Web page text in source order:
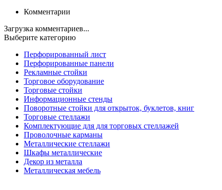
Комментарии
Загрузка комментариев...
Выберите категорию
Перфорированный лист
Перфорированные панели
Рекламные стойки
Торговое оборудование
Торговые стойки
Информационные стенды
Поворотные стойки для открыток, буклетов, книг
Торговые стеллажи
Комплектующие для для торговых стеллажей
Проволочные карманы
Металлические стеллажи
Шкафы металлические
Декор из металла
Металлическая мебель